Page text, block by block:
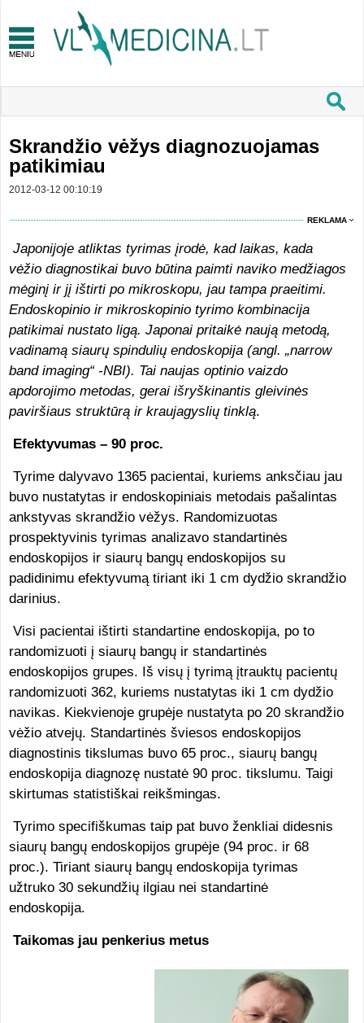
Skrandžio vėžys diagnozuojamas
patikimiau
2012-03-12 00:10:19
REKLAMA
Japonijoje atliktas tyrimas įrodė, kad laikas, kada
vėžio diagnostikai buvo būtina paimti naviko medžiagos
mėginį ir jį ištirti po mikroskopu, jau tampa praeitimi.
Endoskopinio ir mikroskopinio tyrimo kombinacija
patikimai nustato ligą. Japonai pritaikė naują metodą,
vadinamą siaurų spindulių endoskopija (angl. „narrow
band imaging“ -NBI). Tai naujas optinio vaizdo
apdorojimo metodas, gerai išryškinantis gleivinės
paviršiaus struktūrą ir kraujagyslių tinklą.
Efektyvumas – 90 proc.
Tyrime dalyvavo 1365 pacientai, kuriems anksčiau jau
buvo nustatytas ir endoskopiniais metodais pašalintas
ankstyvas skrandžio vėžys. Randomizuotas
prospektyvinis tyrimas analizavo standartinės
endoskopijos ir siaurų bangų endoskopijos su
padidinimu efektyvumą tiriant iki 1 cm dydžio skrandžio
darinius.
Visi pacientai ištirti standartine endoskopija, po to
randomizuoti į siaurų bangų ir standartinės
endoskopijos grupes. Iš visų į tyrimą įtrauktų pacientų
randomizuoti 362, kuriems nustatytas iki 1 cm dydžio
navikas. Kiekvienoje grupėje nustatyta po 20 skrandžio
vėžio atvejų. Standartinės šviesos endoskopijos
diagnostinis tikslumas buvo 65 proc., siaurų bangų
endoskopija diagnozę nustatė 90 proc. tikslumu. Taigi
skirtumas statistiškai reikšmingas.
Tyrimo specifiškumas taip pat buvo ženkliai didesnis
siaurų bangų endoskopijos grupėje (94 proc. ir 68
proc.). Tiriant siaurų bangų endoskopija tyrimas
užtruko 30 sekundžių ilgiau nei standartinė
endoskopija.
Taikomas jau penkerius metus